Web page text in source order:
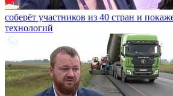
соберёт участников из 40 стран и
технологий